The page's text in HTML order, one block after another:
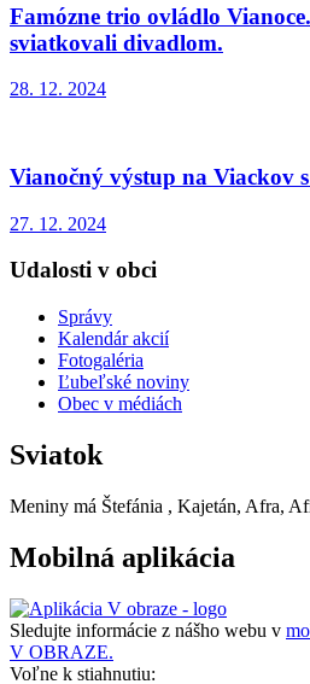
Famózne trio ovládlo
sviatkovali divadlom.
28. 12. 2024
Vianočný výstup na Viackov
27. 12. 2024
Udalosti v obci
Správy
Kalendár akcií
Fotogaléria
Ľubeľské noviny
Obec v médiách
Sviatok
Meniny má Štefánia , Kajetán, Afra,
Mobilná aplikácia
Sledujte informácie z nášho webu v
V OBRAZE.
Voľne k stiahnutiu: